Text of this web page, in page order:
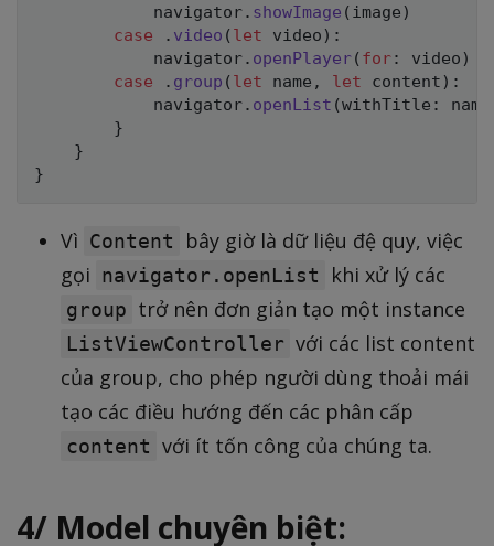
            navigator
. showImage ( image )
case
. video ( let video ) :
            navigator
. openPlayer( for: video )
case
. group ( let name , let content ) :
            navigator
. openList (withTitle : name
}
}
}
Vì Content
bây giờ là dữ liệu đệ quy, việc
gọi navigator.openList khi xử lý các
group trở nên đơn giản tạo một instance
ListViewController với các list content
của group, cho phép người dùng thoải mái
tạo các điều hướng đến các phân cấp
content với ít tốn công của chúng ta.
4/ Model chuyên biệt: